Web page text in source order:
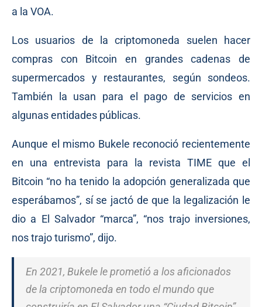
a la VOA.
Los usuarios de la criptomoneda suelen hacer
compras con Bitcoin en grandes cadenas de
supermercados y restaurantes, según sondeos.
También la usan para el pago de servicios en
algunas entidades públicas.
Aunque el mismo Bukele reconoció recientemente
en una entrevista para la revista TIME que el
Bitcoin “no ha tenido la adopción generalizada que
esperábamos”, sí se jactó de que la legalización le
dio a El Salvador “marca”, “nos trajo inversiones,
nos trajo turismo”, dijo.
En 2021, Bukele le prometió a los aficionados
de la criptomoneda en todo el mundo que